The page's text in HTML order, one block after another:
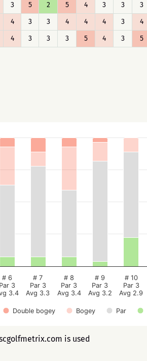
3 5 2 5 4 3 3 3
4 3 3 4 4 4 3 4
4 3 3 3 5 4 3 5
Double bogey Bogey Par
# 6
Par 3
3.4
# 7
Par 3
Avg 3.3
# 8
Par 3
Avg 3.4
# 9
Par 3
Avg 3.2
# 10
Par 3
Avg 2.9
is used